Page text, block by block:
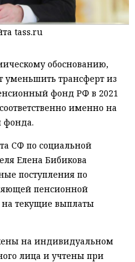
tass.ru
обоснованию,
уменьшить трансферт из
фонд РФ в 2021
именно на
фонда.
СФ по социальной
Елена Бибикова
поступления по
пенсионной
текущие выплаты
на индивидуальном
лица и учтены при